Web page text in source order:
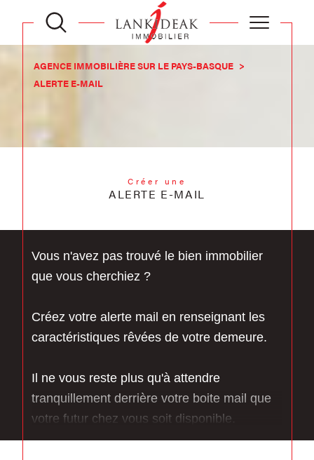
AGENCE IMMOBILIÈRE SUR LE PAYS-BASQUE
ALERTE E-MAIL
Créer une
ALERTE E-MAIL
Vous n'avez pas trouvé le bien immobilier
que vous cherchiez ?
Créez votre alerte mail en renseignant les
caractéristiques rêvées de votre demeure.
Il ne vous reste plus qu'à attendre
tranquillement derrière votre boite mail que
votre futur chez vous soit disponible.